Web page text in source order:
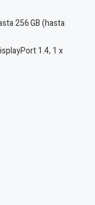
256 GB (hasta
1.4, 1 x